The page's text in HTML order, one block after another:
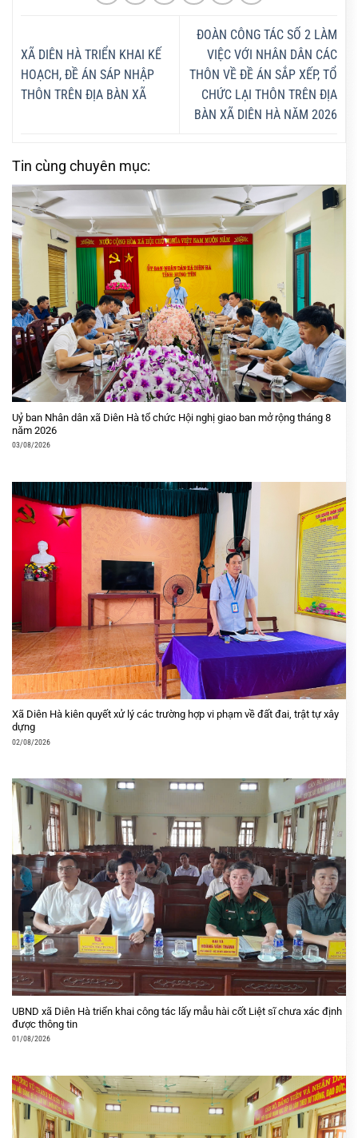
XÃ DIÊN HÀ TRIỂN KHAI KẾ
HOẠCH, ĐỀ ÁN SÁP NHẬP
THÔN TRÊN ĐỊA BÀN XÃ
ĐOÀN CÔNG TÁC SỐ 2 LÀM
VIỆC VỚI NHÂN DÂN CÁC
THÔN VỀ ĐỀ ÁN SẮP XẾP, TỔ
CHỨC LẠI THÔN TRÊN ĐỊA
BÀN XÃ DIÊN HÀ NĂM 2026
Tin cùng chuyên mục:
Uỷ ban Nhân dân xã Diên Hà tổ chức Hội nghị giao ban mở rộng tháng 8
năm 2026
03/08/2026
Xã Diên Hà kiên quyết xử lý các trường hợp vi phạm về đất đai, trật tự xây
dựng
02/08/2026
UBND xã Diên Hà triển khai công tác lấy mẫu hài cốt Liệt sĩ chưa xác định
được thông tin
01/08/2026